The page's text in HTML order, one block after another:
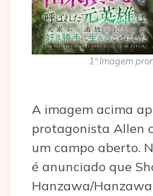
1º Imagem
A imagem acima
protagonista Allen
um campo aberto.
é anunciado que
Hanzawa/